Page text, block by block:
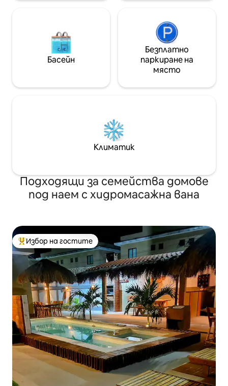
Басейн
Безплатно
паркиране на
място
Климатик
Подходящи за семейства домове
под наем с хидромасажна вана
Най-популярен избор на гостите
Избор на гостите